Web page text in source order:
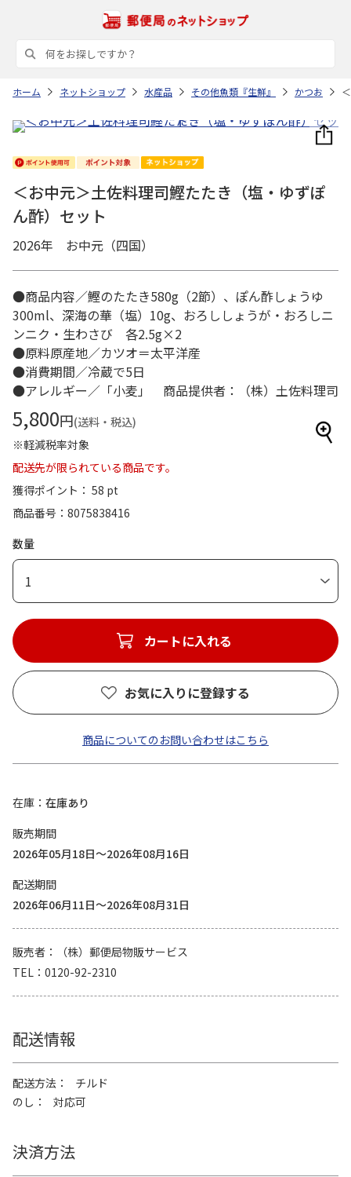
ホーム ネットショップ 水産品 その他魚類『生鮮』 かつお
＜お中元＞土佐料理司鰹たたき（塩・ゆずぽ
ん酢）セット
2026年 お中元（四国）
●商品内容／鰹のたたき580g（2節）、ぽん酢しょうゆ
300ml、深海の華（塩）10g、おろししょうが・おろしニ
ンニク・生わさび 各2.5g×2
●原料原産地／カツオ＝太平洋産
●消費期間／冷蔵で5日
●アレルギー／「小麦」 商品提供者：（株）土佐料理司
5,800円(送料・税込)
※軽減税率対象
配送先が限られている商品です。
獲得ポイント： 58 pt
商品番号
8075838416
数量
1
カートに入れる
お気に入りに登録する
商品についてのお問い合わせはこちら
在庫
在庫あり
販売期間
2026年05月18日～2026年08月16日
配送期間
2026年06月11日～2026年08月31日
販売者
（株）郵便局物販サービス
TEL
0120-92-2310
配送情報
配送方法
チルド
のし
対応可
決済方法